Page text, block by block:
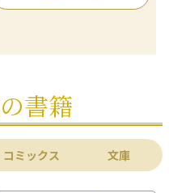
書籍
コミックス 文庫